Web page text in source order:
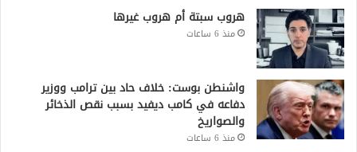
هروب سبتة أم هروب غيرها
منذ 6 ساعات
واشنطن بوست: خلاف حاد بين ترامب ووزير
دفاعه في كامب ديفيد بسبب نقص الذخائر
والصواريخ
منذ 6 ساعات